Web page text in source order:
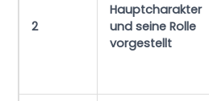
2
Hauptcharakter
und seine Rolle
vorgestellt